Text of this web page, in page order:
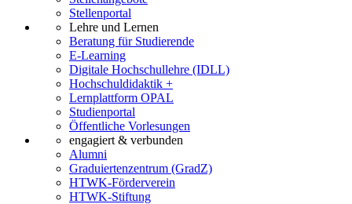
Stellenportal
Lehre und Lernen
Beratung für Studierende
E-Learning
Digitale Hochschullehre (IDLL)
Hochschuldidaktik +
Lernplattform OPAL
Studienportal
Öffentliche Vorlesungen
engagiert & verbunden
Alumni
Graduiertenzentrum (GradZ)
HTWK-Förderverein
HTWK-Stiftung